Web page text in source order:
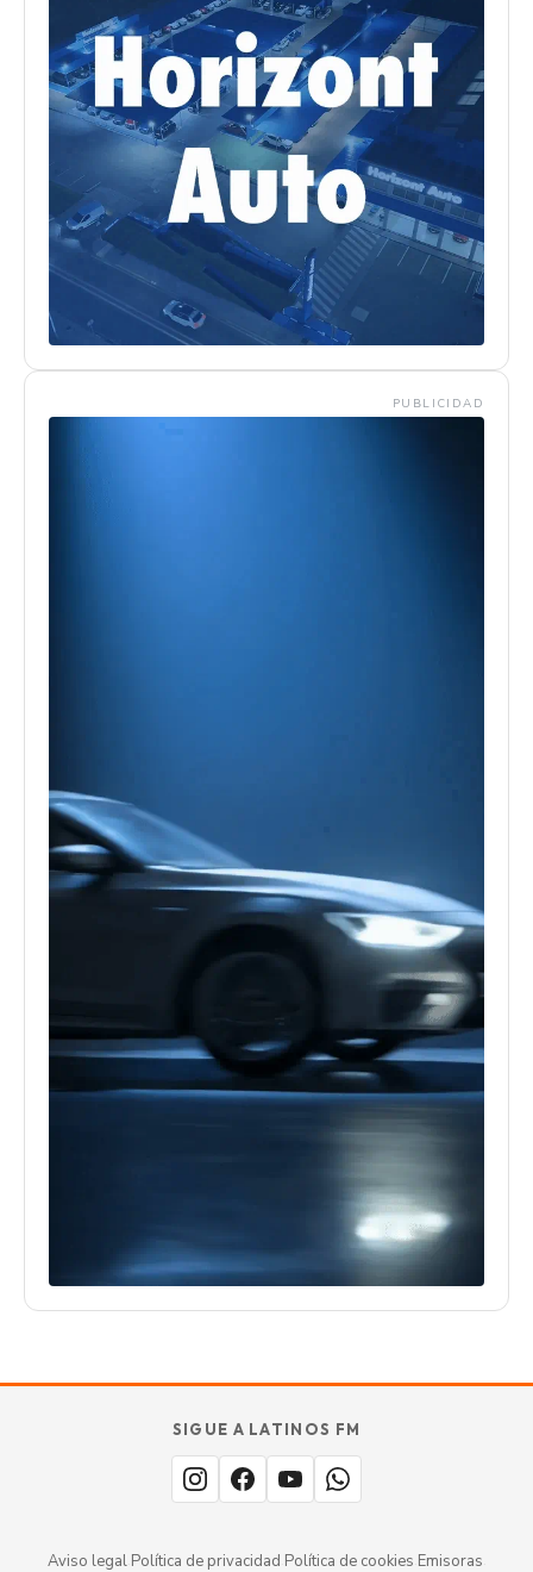
PUBLICIDAD
SIGUE A LATINOS FM
Aviso legal· Política de privacidad Política de cookies Emisoras